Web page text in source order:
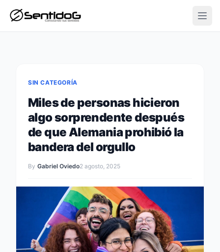
SIN CATEGORÍA
Miles de personas hicieron
algo sorprendente después
de que Alemania prohibió la
bandera del orgullo
By Gabriel Oviedo2 agosto, 2025